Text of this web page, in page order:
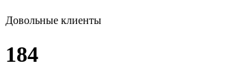
Довольные клиенты
184